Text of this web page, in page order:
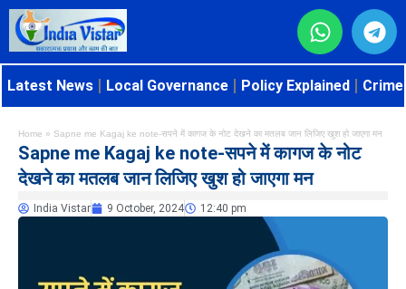
Latest News Local Governance Policy Explained
Home » Sapne me Kagaj ke note-सपने में कागज के नोट देखने का मतलब जान लिजिए खुश हो जाएगा मन
Sapne me Kagaj ke note-सपने में कागज के नोट
देखने का मतलब जान लिजिए खुश हो जाएगा मन
India Vistar 9 October, 2024 12:40 pm